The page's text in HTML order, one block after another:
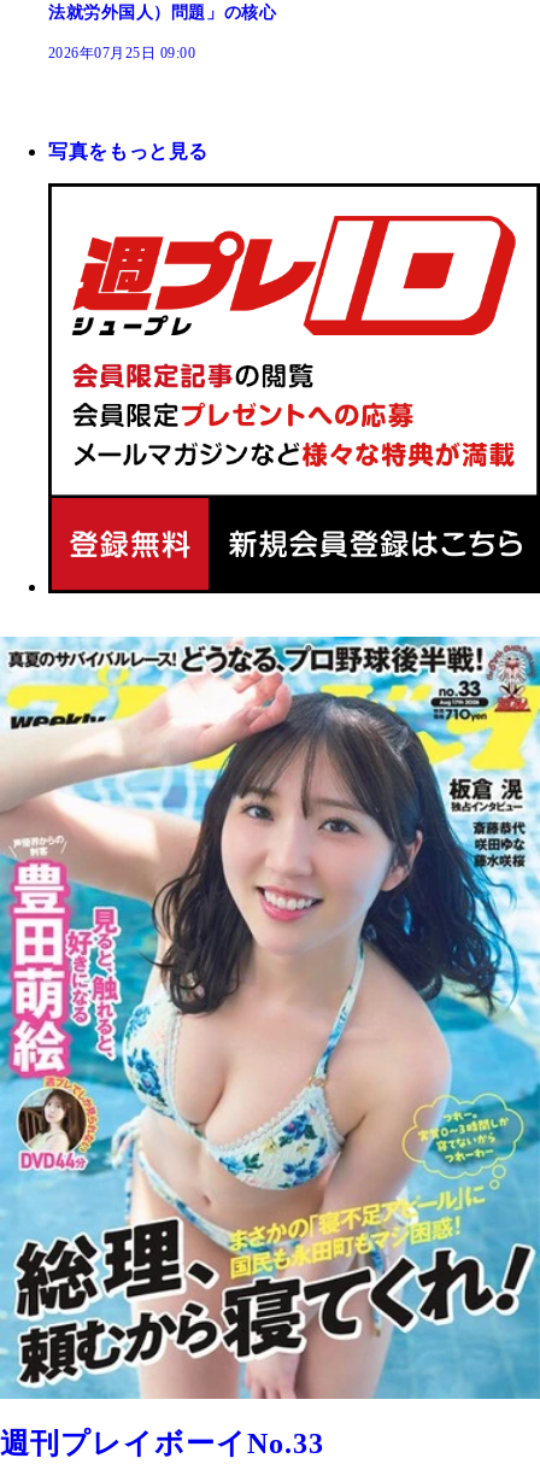
法就労外国人）問題」の核心
2026年07月25日 09:00
写真をもっと見る
週刊プレイボーイNo.33